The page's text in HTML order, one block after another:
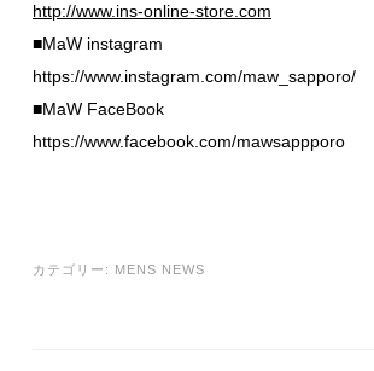
http://www.ins-online-store.com
■MaW instagram
https://www.instagram.com/maw_sapporo/
■MaW FaceBook
https://www.facebook.com/mawsappporo
カテゴリー: MENS NEWS